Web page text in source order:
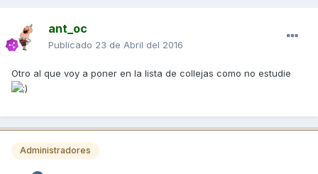
ant_oc
Publicado 23 de Abril del 2016
Otro al que voy a poner en la lista de collejas como no estudie
Administradores